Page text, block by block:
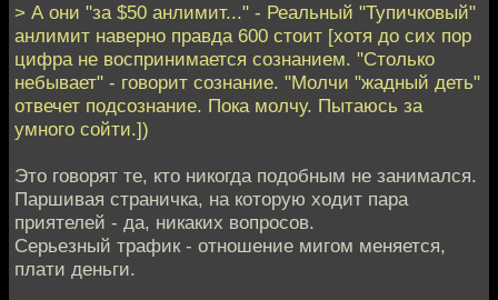
> А они "за $50 анлимит..." - Реальный "Тупичковый"
анлимит наверно правда 600 стоит [хотя до сих пор
цифра не воспринимается сознанием. "Столько
небывает" - говорит сознание. "Молчи "жадный деть"
отвечет подсознание. Пока молчу. Пытаюсь за
умного сойти.])
Это говорят те, кто никогда подобным не занимался.
Паршивая страничка, на которую ходит пара
приятелей - да, никаких вопросов.
Серьезный трафик - отношение мигом меняется,
плати деньги.